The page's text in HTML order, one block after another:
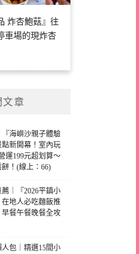
炸杏鮑菇』往
車場的現炸杏
文章
海嶼沙親子體驗
新開幕！室內玩
運199元超划算～
！(線上：66)
｜『2026平鎮小
在地人必吃麵飯推
餐午餐晚餐全攻
包｜精選15間小